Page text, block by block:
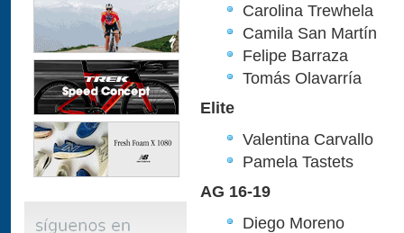
Carolina Trewhela
Camila San Martín
Felipe Barraza
Tomás Olavarría
Elite
Valentina Carvallo
Pamela Tastets
AG 16-19
Diego Moreno